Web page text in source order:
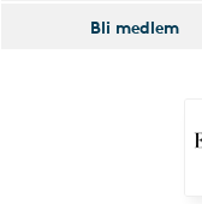
Bli medlem